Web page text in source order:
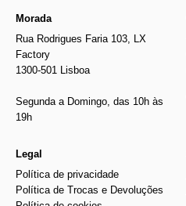
Morada
Rua Rodrigues Faria 103, LX
Factory
1300-501 Lisboa
Segunda a Domingo, das 10h às
19h
Legal
Política de privacidade
Política de Trocas e Devoluções